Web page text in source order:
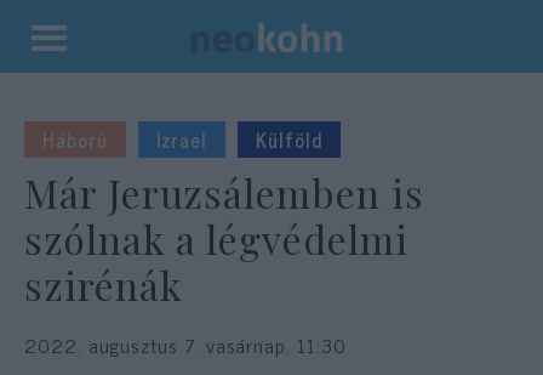
Kilépés
tartalomba
Háború Izrael Külföld
Már Jeruzsálemben is
szólnak a légvédelmi
szirénák
2022. augusztus 7. vasárnap, 11:30